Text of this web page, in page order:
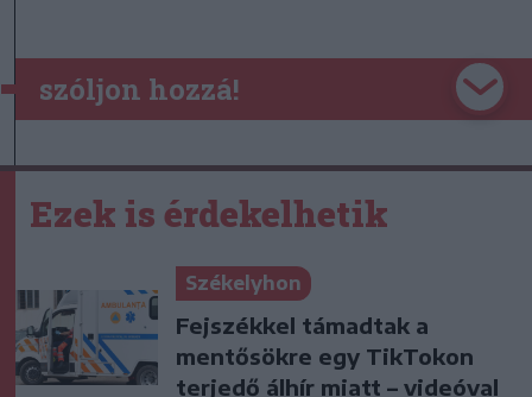
szóljon hozzá!
Ezek is érdekelhetik
Székelyhon
Fejszékkel támadtak a
mentősökre egy TikTokon
terjedő álhír miatt – videóval